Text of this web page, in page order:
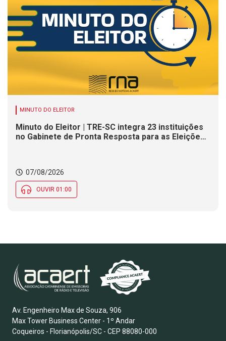
MINUTO DO ELEITOR
Minuto do Eleitor | TRE-SC integra 23 instituições
no Gabinete de Pronta Resposta para as Eleições
07/08/2026
OUVIR 01:00
Av. Engenheiro Max de Souza, 906
Max Tower Business Center - 1º Andar
Coqueiros - Florianópolis/SC - CEP 88080-000